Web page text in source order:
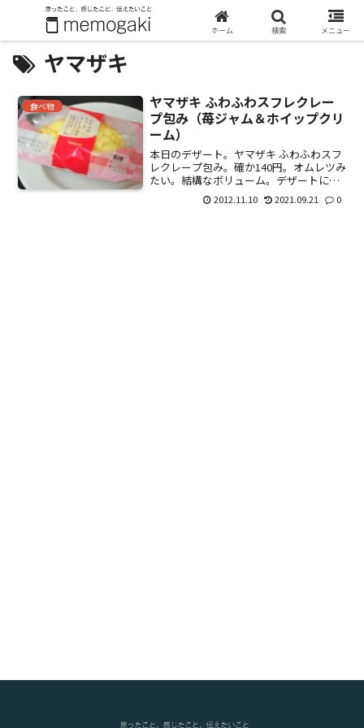
ヤマザキ
食べ物
ヤマザキ ふわふわスフレクレー
プ包み（苺ジャム＆ホイップクリ
ーム）
本日のデザート。ヤマザキ ふわふわスフ
レクレープ包み。確か140円。オムレツみ
たい。結構なボリューム。デザートにし
ては多すぎるぐらい。ふわふわというネ
ーミングは微妙な気がする。どちらかと
2012.11.10 2021.09.21 0
ホーム 検索 メニュー